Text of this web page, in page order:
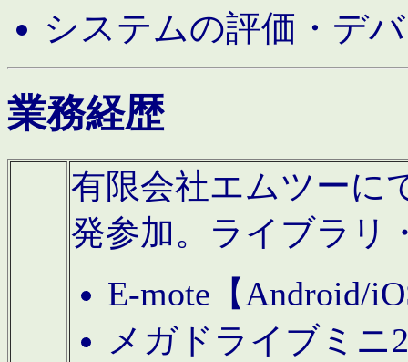
システムの評価・デ
業務経歴
有限会社エムツーに
発参加。ライブラリ
E-mote【Android/
メガドライブミニ